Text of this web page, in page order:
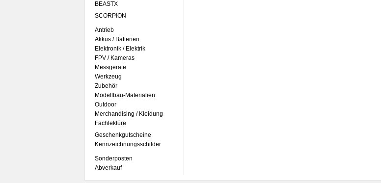
BEASTX
SCORPION
Antrieb
Akkus / Batterien
Elektronik / Elektrik
FPV / Kameras
Messgeräte
Werkzeug
Zubehör
Modellbau-Materialien
Outdoor
Merchandising / Kleidung
Fachlektüre
Geschenkgutscheine
Kennzeichnungsschilder
Sonderposten
Abverkauf